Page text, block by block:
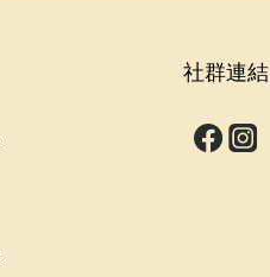
社群連結